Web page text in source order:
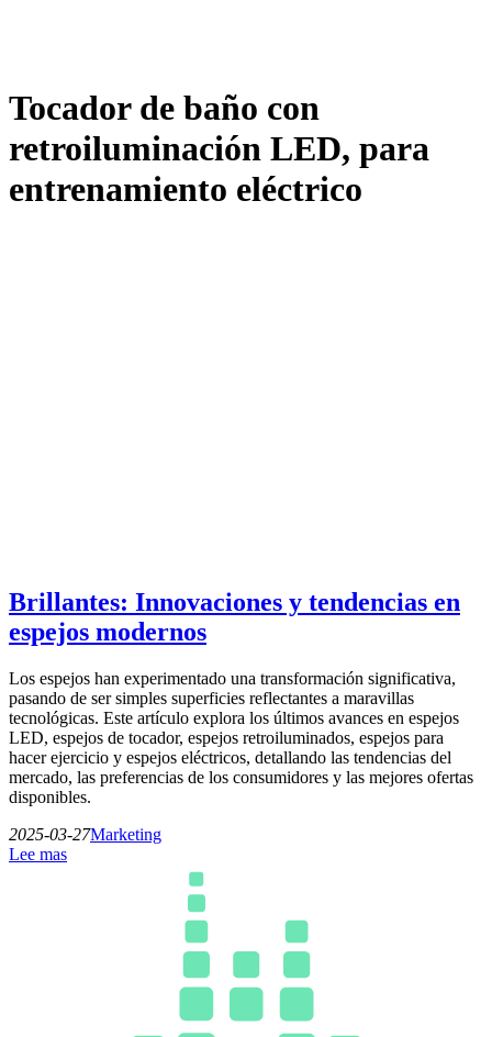
Tocador de baño con
retroiluminación LED, para
entrenamiento eléctrico
Brillantes: Innovaciones y tendencias en
espejos modernos
Los espejos han experimentado una transformación significativa,
pasando de ser simples superficies reflectantes a maravillas
tecnológicas. Este artículo explora los últimos avances en espejos
LED, espejos de tocador, espejos retroiluminados, espejos para
hacer ejercicio y espejos eléctricos, detallando las tendencias del
mercado, las preferencias de los consumidores y las mejores ofertas
disponibles.
2025-03-27Marketing
Lee mas